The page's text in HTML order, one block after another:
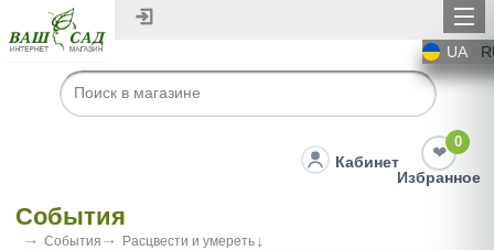
UA
Кабинет
0
Избранное
События
События Расцвести и умереть